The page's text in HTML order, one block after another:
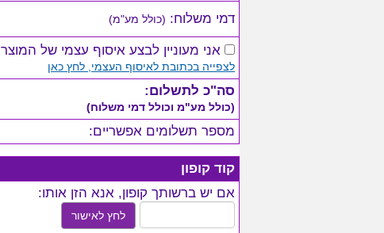
דמי משלוח: (כולל מע"מ)
אני מעוניין לבצע איסוף עצמי של המוצר
לצפייה בכתובת לאיסוף העצמי, לחץ כאן
סה"כ לתשלום:
(כולל מע"מ וכולל דמי משלוח)
מספר תשלומים אפשריים:
קוד קופון
אם יש ברשותך קופון, אנא הזן אותו:
לחץ לאישור